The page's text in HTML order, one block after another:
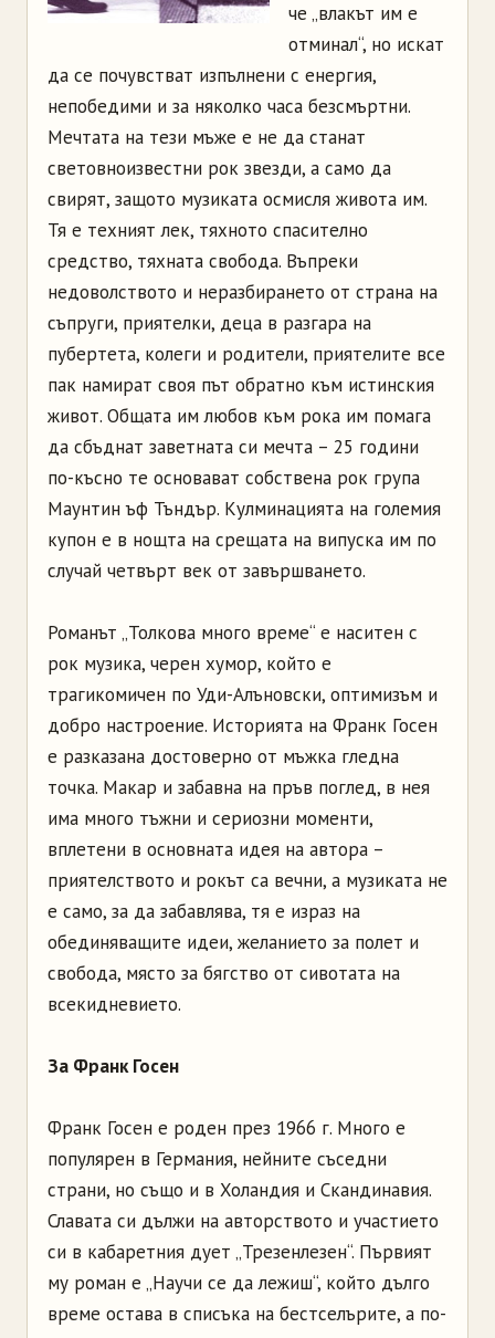
че „влакът им е
отминал“, но искат
да се почувстват изпълнени с енергия,
непобедими и за няколко часа безсмъртни.
Мечтата на тези мъже е не да станат
световноизвестни рок звезди, а само да
свирят, защото музиката осмисля живота им.
Тя е техният лек, тяхното спасително
средство, тяхната свобода. Въпреки
недоволството и неразбирането от страна на
съпруги, приятелки, деца в разгара на
пубертета, колеги и родители, приятелите все
пак намират своя път обратно към истинския
живот. Общата им любов към рока им помага
да сбъднат заветната си мечта – 25 години
по-късно те основават собствена рок група
Маунтин ъф Тъндър. Кулминацията на големия
купон е в нощта на срещата на випуска им по
случай четвърт век от завършването.
Романът „Толкова много време“ е наситен с
рок музика, черен хумор, който е
трагикомичен по Уди-Алъновски, оптимизъм и
добро настроение. Историята на Франк Госен
е разказана достоверно от мъжка гледна
точка. Макар и забавна на пръв поглед, в нея
има много тъжни и сериозни моменти,
вплетени в основната идея на автора –
приятелството и рокът са вечни, а музиката не
е само, за да забавлява, тя е израз на
обединяващите идеи, желанието за полет и
свобода, място за бягство от сивотата на
всекидневието.
За Франк Госен
Франк Госен е роден през 1966 г. Много е
популярен в Германия, нейните съседни
страни, но също и в Холандия и Скандинавия.
Славата си дължи на авторството и участието
си в кабаретния дует „Трезенлезен“. Първият
му роман е „Научи се да лежиш“, който дълго
време остава в списъка на бестселърите, а по-